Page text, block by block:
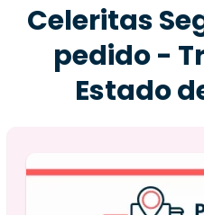
Celeritas
pedido -
Estado